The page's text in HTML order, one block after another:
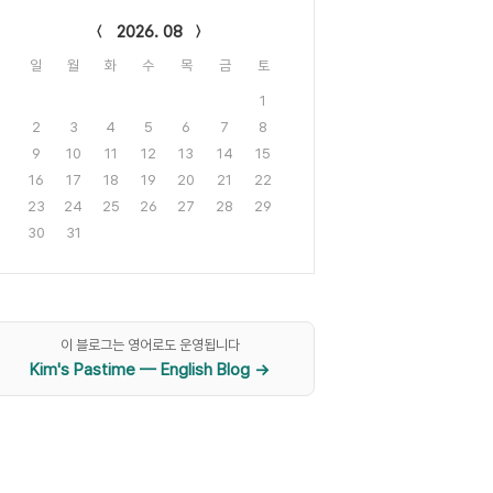
2026. 08
일 월 화 수 목 금 토
1
2
3 4 5 6 7
8
9
10 11 12 13 14
15
16
17 18 19 20 21
22
23
24 25 26 27 28
29
30
31
이 블로그는 영어로도 운영됩니다
Kim's Pastime — English Blog →